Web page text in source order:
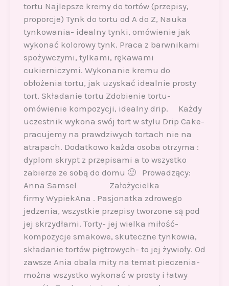
tortu Najlepsze kremy do tortów (przepisy,
proporcje) Tynk do tortu od A do Z, Nauka
tynkowania- idealny tynki, omówienie jak
wykonać kolorowy tynk. Praca z barwnikami
spożywczymi, tylkami, rękawami
cukierniczymi. Wykonanie kremu do
obłożenia tortu, jak uzyskać idealnie prosty
tort. Składanie tortu Zdobienie tortu-
omówienie kompozycji, idealny drip. Każdy
uczestnik wykona swój tort w stylu Drip Cake-
pracujemy na prawdziwych tortach nie na
atrapach. Dodatkowo każda osoba otrzyma :
dyplom skrypt z przepisami a to wszystko
zabierze ze sobą do domu 🙂 Prowadzący:
Anna Samsel Założycielka
firmy WypiekAna . Pasjonatka zdrowego
jedzenia, wszystkie przepisy tworzone są pod
jej skrzydłami. Torty- jej wielka miłość-
kompozycje smakowe, skuteczne tynkowia,
składanie tortów piętrowych- to jej żywioły. Od
zawsze Ania obala mity na temat pieczenia-
można wszystko wykonać w prosty i łatwy